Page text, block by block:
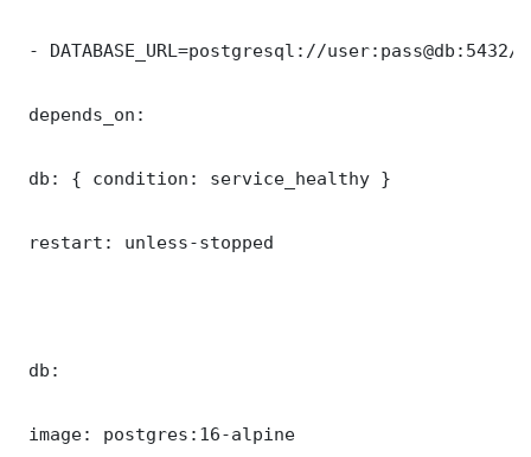
- DATABASE_URL=postgresql://user:pass@db:5432/
depends_on:
db: { condition: service_healthy }
restart: unless-stopped
db:
image: postgres:16-alpine